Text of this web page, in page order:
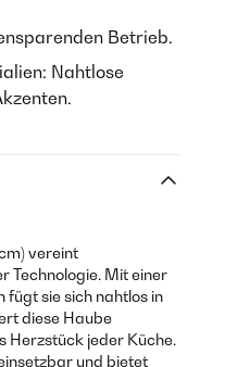
Betrieb.
Nahtlose
vereint
Technologie. Mit einer
sie sich nahtlos in
diese Haube
Herzstück jeder Küche.
und bietet